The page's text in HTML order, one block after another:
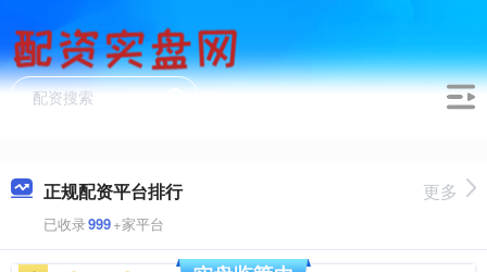
正规配资平台排行
已收录999+家平台
更多